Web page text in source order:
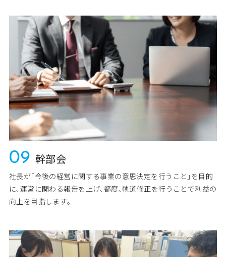
09 幹部会
社長が｢今後の経営に関する事業の意思決定を行うこと｣を目的
に､運営に関わる報告を上げ､都度､軌道修正を行うことで利益の
向上を目指します｡